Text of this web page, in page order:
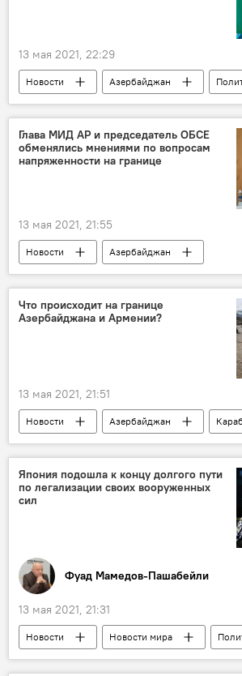
13 мая 2021, 22:29
Новости Азербайджан
Карабах
Армения
Баку
Ереван
граница
ответы
Возрождение и реинтеграция Карабаха
Глава МИД АР и председатель ОБСЕ
обменялись мнениями по вопросам
напряженности на границе
13 мая 2021, 21:55
Новости
Азербайджан
Новости мира
Политика
ОБСЕ
Джейхун Байрамов
Возрождение и реинтеграция Карабаха
Что происходит на границе
Азербайджана и Армении?
13 мая 2021, 21:51
Новости Азербайджан
Политика
Армения
граница
Возрождение и реинтеграция Карабаха
Япония подошла к концу долгого пути
по легализации своих вооруженных
сил
Фуад Мамедов-Пашабейли
13 мая 2021, 21:31
Новости Новости мира
Колумнисты
Япония